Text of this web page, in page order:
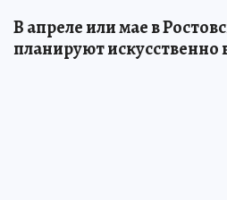
В апреле или мае в
планируют искусственно